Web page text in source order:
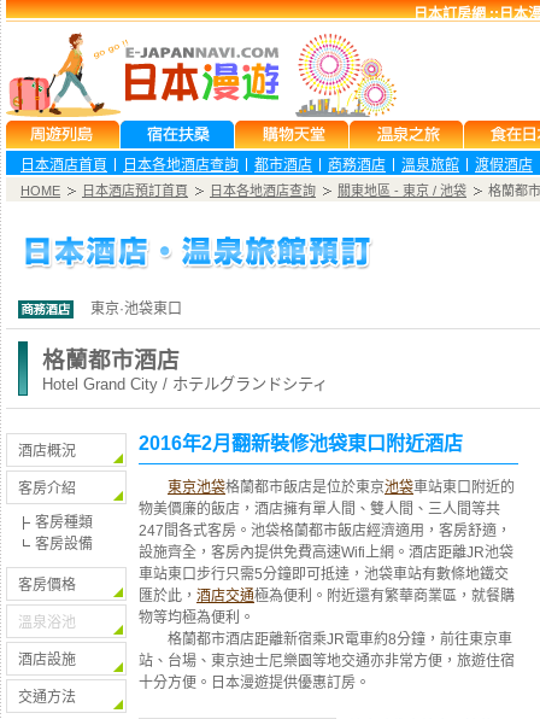
日本訂房網 ::日本
日本酒店首頁 日本各地酒店查詢 都市酒店 商務酒店 溫泉旅館 渡假酒店
HOME 日本酒店預訂首頁 日本各地酒店查詢 關東地區 - 東京 / 池袋 格蘭都
東京·池袋東口
格蘭都市酒店
Hotel Grand City / ホテルグランドシティ
酒店概況
客房介紹
客房種類
客房設備
客房價格
溫泉浴池
酒店設施
交通方法
2016年2月翻新裝修池袋東口附近酒店
東京池袋格蘭都市飯店是位於東京池袋車站東口附近的
物美價廉的飯店，酒店擁有單人間、雙人間、三人間等共
247間各式客房。池袋格蘭都市飯店經濟適用，客房舒適，
設施齊全，客房內提供免費高速Wifi上網。酒店距離JR池袋
車站東口步行只需5分鐘即可抵達，池袋車站有數條地鐵交
匯於此， 酒店交通極為便利。附近還有繁華商業區，就餐購
物等均極為便利。
格蘭都市酒店距離新宿乘JR電車約8分鐘，前往東京車
站、台場、東京迪士尼樂園等地交通亦非常方便，旅遊住宿
十分方便。日本漫遊提供優惠訂房。